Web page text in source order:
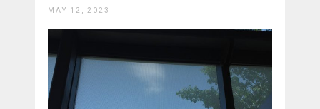
MAY 12, 2023